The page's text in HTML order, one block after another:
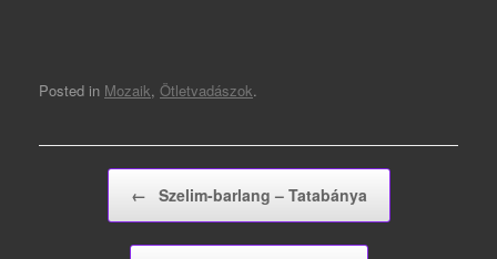
Posted in Mozaik, Ötletvadászok.
← Szelim-barlang – Tatabánya